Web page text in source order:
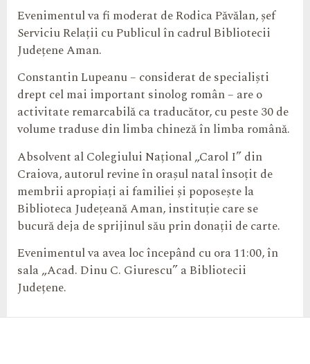
Evenimentul va fi moderat de Rodica Păvălan, șef
Serviciu Relații cu Publicul în cadrul Bibliotecii
Județene Aman.
Constantin Lupeanu – considerat de specialiști
drept cel mai important sinolog român – are o
activitate remarcabilă ca traducător, cu peste 30 de
volume traduse din limba chineză în limba română.
Absolvent al Colegiului Național „Carol I” din
Craiova, autorul revine în orașul natal însoțit de
membrii apropiați ai familiei și poposește la
Biblioteca Județeană Aman, instituție care se
bucură deja de sprijinul său prin donații de carte.
Evenimentul va avea loc începând cu ora 11:00, în
sala „Acad. Dinu C. Giurescu” a Bibliotecii
Județene.